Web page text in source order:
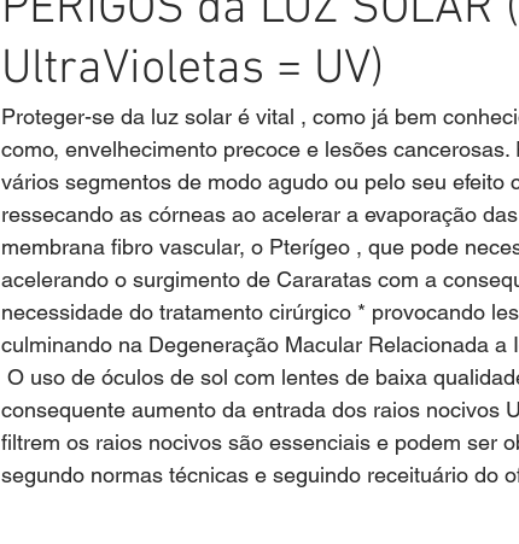
UltraVioletas = UV)
Proteger-se da luz solar é vital , como já bem
como, envelhecimento precoce e lesões
vários segmentos de modo agudo ou pelo seu efeito
ressecando as córneas ao acelerar a evaporação
membrana fibro vascular, o Pterígeo , que pode
acelerando o surgimento de Cararatas com a
necessidade do tratamento cirúrgico * provocando
culminando na Degeneração Macular Relacionada a
consequente aumento da entrada dos raios nocivos
filtrem os raios nocivos são essenciais e podem ser
segundo normas técnicas e seguindo receituário do